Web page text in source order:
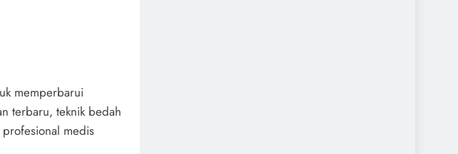
memperbarui
terbaru, teknik bedah
medis